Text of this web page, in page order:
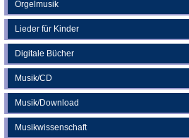
Orgelmusik
Lieder für Kinder
Digitale Bücher
Musik/CD
Musik/Download
Musikwissenschaft